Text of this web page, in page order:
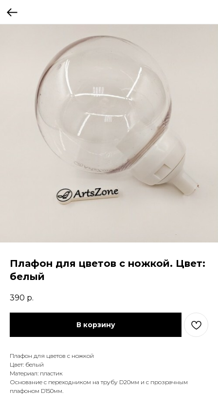
Плафон для цветов с ножкой. Цвет:
белый
390 р.
В корзину
Плафон для цветов с ножкой
Цвет: белый
Материал: пластик
Основание с переходником на трубу D20мм и с прозрачным
плафоном D150мм.